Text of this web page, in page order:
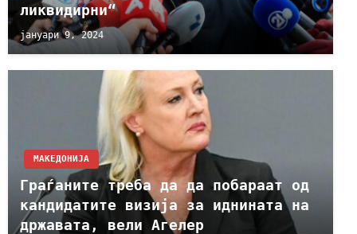
ликвидирни“
јануари 9, 2024
МАКЕДОНИЈА
Граѓаните треба да да побараат од
кандидатите визија за иднината на
државата, вели Агелер